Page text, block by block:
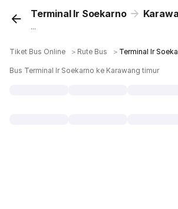
Terminal Ir Soekarno
...
Tiket Bus Online ＞ Rute Bus ＞ Terminal Ir
Bus Terminal Ir Soekarno ke Karawang timur